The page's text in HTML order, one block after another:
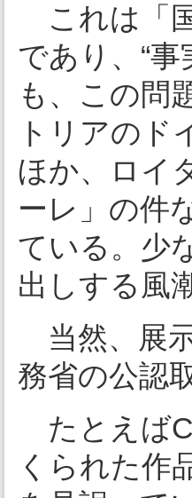
これは「
であり、“
も、この問
トリアのド
ほか、ロイ
ーレ」の件
ている。少
出しする風
当然、展
務省の公認
たとえば
くられた作